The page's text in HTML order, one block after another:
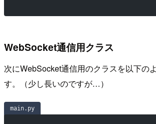
WebSocket通信用クラス
次にWebSocket通信用のクラスを以下の
す。（少し長いのですが…）
main.py